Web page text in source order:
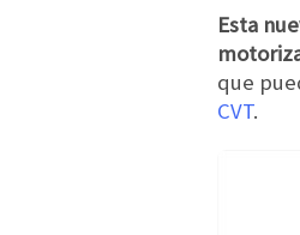
Esta
que
CVT.